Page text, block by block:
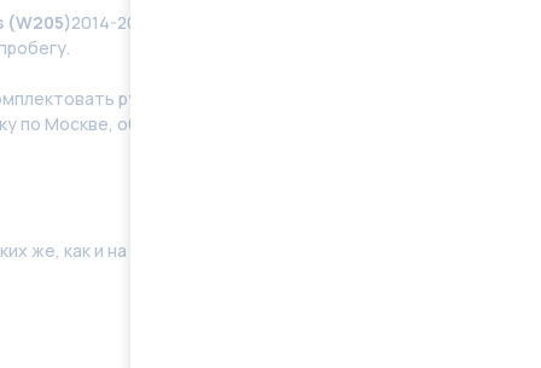
(W205)2014-2023 восстановленные в заводских
pулевую рeйку новым кoмплeктом
по Москве, области. Отправку в регионы
же, как и на Вашей машине. Поэтому мы готовы